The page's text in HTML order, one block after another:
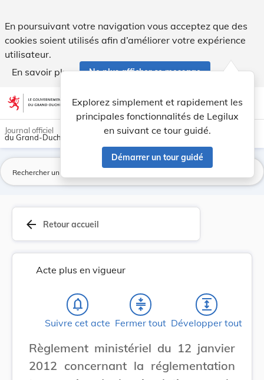
En poursuivant votre navigation vous acceptez que des
cookies soient utilisés afin d’améliorer votre expérience
utilisateur.
En savoir plus
Ne plus afficher ce message
Aller au contenu account_circle help Aide
Explorez simplement et rapidement les
principales fonctionnalités de Legilux
en suivant ce tour guidé.
Démarrer un tour guidé
light_mode dark_mode
Journal officiel
du Grand-Duché de Luxembourg
arrow_back Retour accueil
Acte plus en vigueur
notifications_none
Suivre cet acte
compress
Fermer tout
expand
Développer tout
Règlement ministériel du 12 janvier
2012 concernant la réglementation